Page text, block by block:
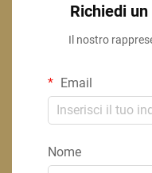
Richiedi
Il nostro
Email
Nome